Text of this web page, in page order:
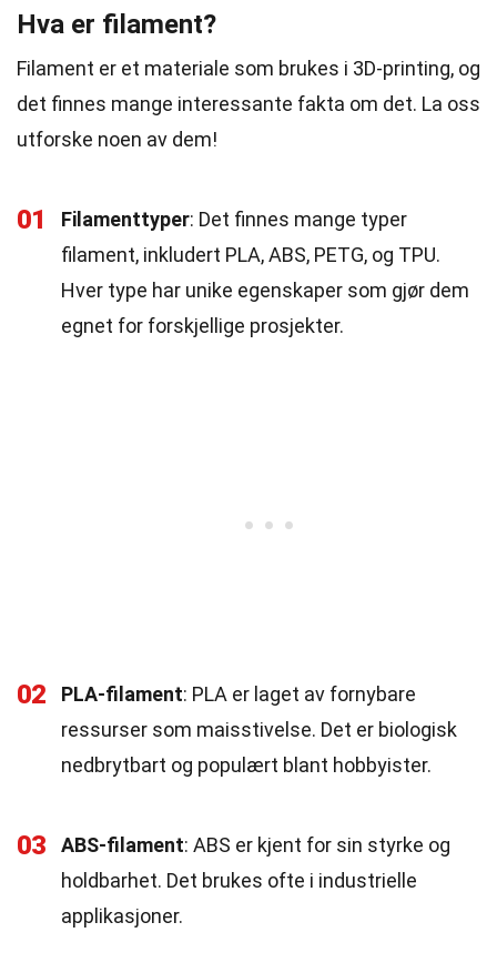
Hva er filament?
Filament er et materiale som brukes i 3D-printing, og
det finnes mange interessante fakta om det. La oss
utforske noen av dem!
01 Filamenttyper: Det finnes mange typer
filament, inkludert PLA, ABS, PETG, og TPU.
Hver type har unike egenskaper som gjør dem
egnet for forskjellige prosjekter.
02 PLA-filament: PLA er laget av fornybare
ressurser som maisstivelse. Det er biologisk
nedbrytbart og populært blant hobbyister.
03 ABS-filament: ABS er kjent for sin styrke og
holdbarhet. Det brukes ofte i industrielle
applikasjoner.